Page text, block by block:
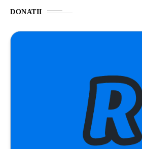
DONATII